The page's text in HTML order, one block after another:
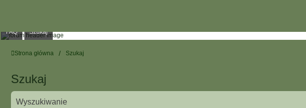
FAQ Szukaj
Strona główna Szukaj
Szukaj
Wyszukiwanie